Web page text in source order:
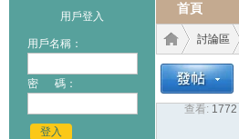
用戶登入
用戶名稱：
密 碼：
登入
首頁
討論區
›
查看: 1772